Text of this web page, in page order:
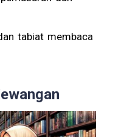
tabiat membaca